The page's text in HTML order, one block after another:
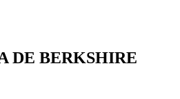
DE BERKSHIRE